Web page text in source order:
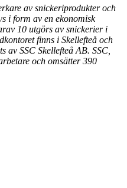
av snickeriprodukter och
i form av en ekonomisk
10 utgörs av snickerier i
finns i Skellefteå och
SSC Skellefteå AB. SSC,
och omsätter 390